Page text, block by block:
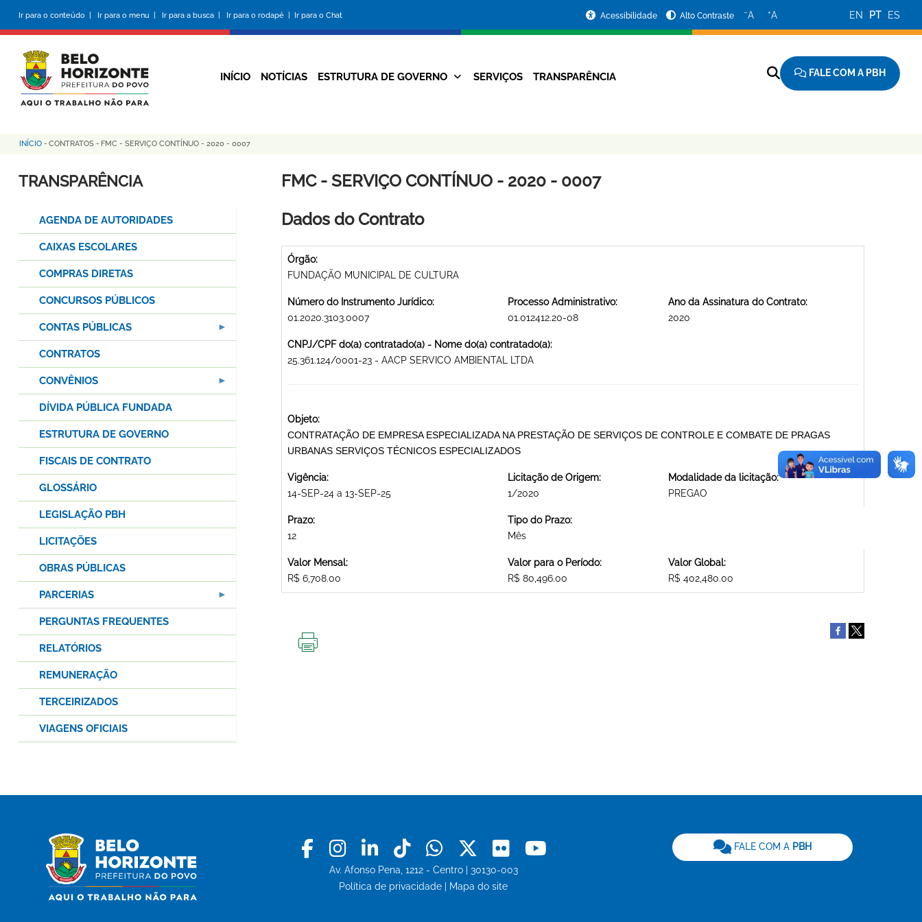
conteúdo
principal
Ir para o conteúdo | Ir para o menu | Ir para a busca | Ir para o rodapé | Ir para o Chat
da
Prefeitura
Acessibilidade Alto Contraste −A +A EN PT ES
Navegação
INÍCIO NOTÍCIAS ESTRUTURA DE GOVERNO SERVIÇOS TRANSPARÊNCIA FALE COM A PBH
Trilha
de
INÍCIO - CONTRATOS - FMC - SERVIÇO CONTÍNUO - 2020 - 0007
FMC - SERVIÇO CONTÍNUO - 2020 - 0007
Dados do Contrato
Órgão:
FUNDAÇÃO MUNICIPAL DE CULTURA
Número do Instrumento Jurídico:
01.2020.3103.0007
Processo Administrativo:
01.012412.20-08
Ano da Assinatura do Contrato:
2020
CNPJ/CPF do(a) contratado(a) - Nome do(a) contratado(a):
25.361.124/0001-23 - AACP SERVICO AMBIENTAL LTDA
Objeto:
CONTRATAÇÃO DE EMPRESA ESPECIALIZADA NA PRESTAÇÃO DE SERVIÇOS DE CONTROLE E COMBATE DE PRAGAS
URBANAS SERVIÇOS TÉCNICOS ESPECIALIZADOS
Vigência:
14-SEP-24 a 13-SEP-25
Licitação de Origem:
1/2020
Modalidade da licitação:
PREGAO
Prazo:
12
Tipo do Prazo:
Mês
Valor Mensal:
R$ 6,708.00
Valor para o Período:
R$ 80,496.00
Valor Global:
R$ 402,480.00
TRANSPARÊNCIA
AGENDA DE AUTORIDADES
CAIXAS ESCOLARES
COMPRAS DIRETAS
CONCURSOS PÚBLICOS
CONTAS PÚBLICAS
CONTRATOS
CONVÊNIOS
DÍVIDA PÚBLICA FUNDADA
ESTRUTURA DE GOVERNO
FISCAIS DE CONTRATO
GLOSSÁRIO
LEGISLAÇÃO PBH
LICITAÇÕES
OBRAS PÚBLICAS
PARCERIAS
PERGUNTAS FREQUENTES
RELATÓRIOS
REMUNERAÇÃO
TERCEIRIZADOS
VIAGENS OFICIAIS
Facebook
Instagram
LinkedinTiktokWhatsapp
X Flickr
Av. Afonso Pena, 1212 - Centro | 30130-003
Política de privacidade
Mapa do site
FALE COM A PBH